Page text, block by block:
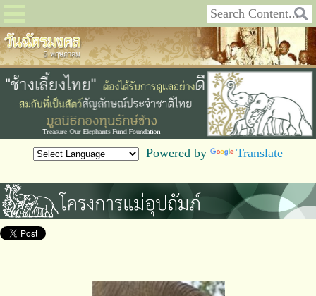
Powered by Translate